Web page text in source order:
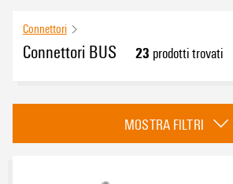
Connettori
Connettori BUS 23 prodotti trovati
Categoria
Universale metallo 9 poli(1)
MOSTRA FILTRI